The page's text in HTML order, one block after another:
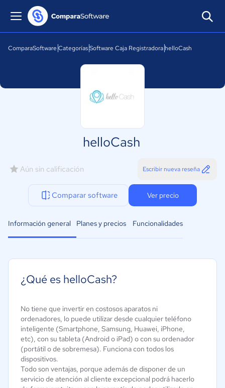
ComparaSoftware CategoríasSoftware Caja Registradora helloCash
helloCash
Aún sin calificación Escribir nueva reseña
Comparar software Ver precio
Información general Planes y precios Funcionalidades
¿Qué es helloCash?
No tiene que invertir en costosos aparatos ni
ordenadores, lo puede utilizar desde cualquier teléfono
inteligente (Smartphone, Samsung, Huawei, iPhone,
etc), con su tableta (Android o iPad) o con su ordenador
(portátil o de sobremesa). Funciona con todos los
dispositivos.
Todo son ventajas, porque además de disponer de un
servicio de atención al cliente excepcional podrá hacerlo